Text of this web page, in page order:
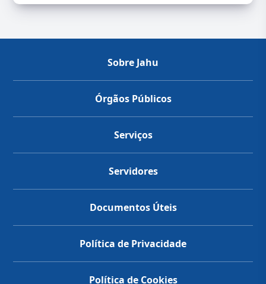
Sobre Jahu
Órgãos Públicos
Serviços
Servidores
Documentos Úteis
Política de Privacidade
Política de Cookies